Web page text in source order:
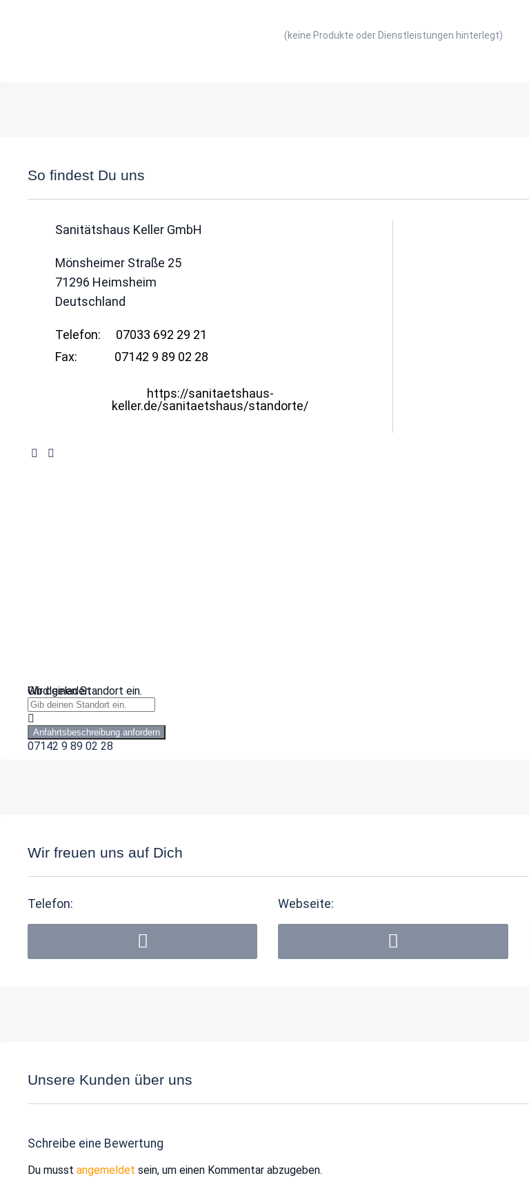
(keine Produkte oder Dienstleistungen hinterlegt)
So findest Du uns
Sanitätshaus Keller GmbH
Mönsheimer Straße 25
71296 Heimsheim
Deutschland
Telefon:
07033 692 29 21
Fax:
07142 9 89 02 28
https://sanitaetshaus-
keller.de/sanitaetshaus/standorte/
Wird geladen …
Gib deinen Standort ein.
Anfahrtsbeschreibung anfordern
07142 9 89 02 28
Wir freuen uns auf Dich
Telefon: Webseite:
Unsere Kunden über uns
Schreibe eine Bewertung
Du musst angemeldet sein, um einen Kommentar abzugeben.